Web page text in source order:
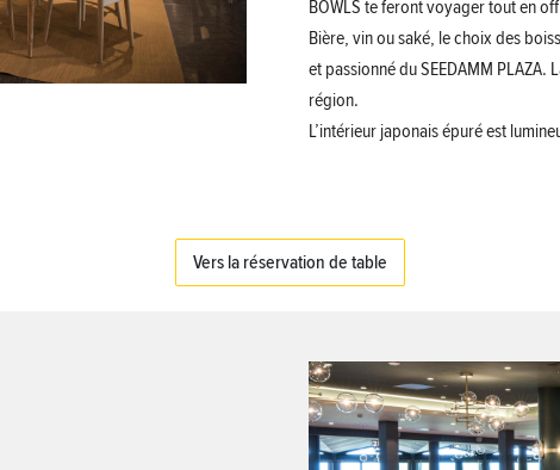
BOWLS te feront voyager tout en
Bière, vin ou saké, le choix des
et passionné du SEEDAMM
région.
L’intérieur japonais épuré est
Vers la réservation de table